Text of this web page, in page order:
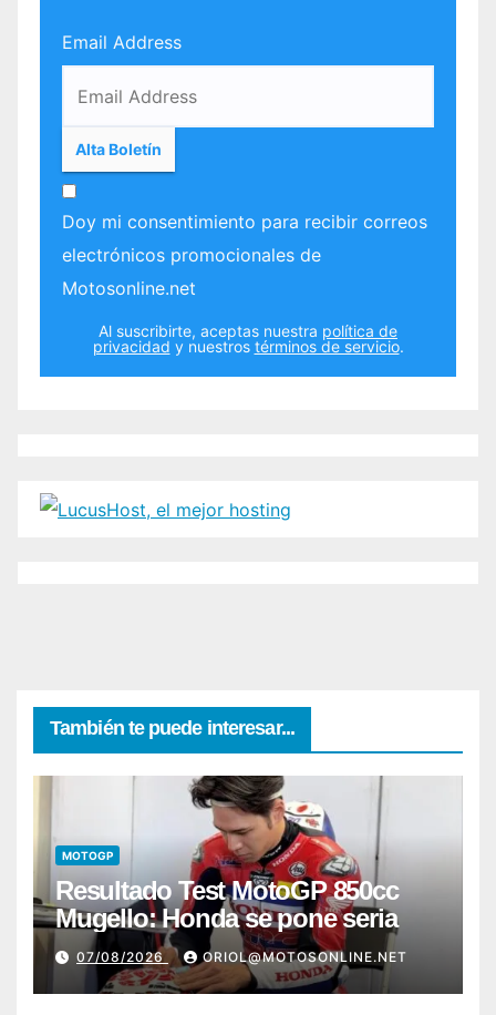
Email Address
Doy mi consentimiento para recibir correos
electrónicos promocionales de
Motosonline.net
Al suscribirte, aceptas nuestra política de
privacidad y nuestros términos de servicio.
También te puede interesar...
MOTOGP
Resultado Test MotoGP 850cc
Mugello: Honda se pone seria
07/08/2026 ORIOL@MOTOSONLINE.NET